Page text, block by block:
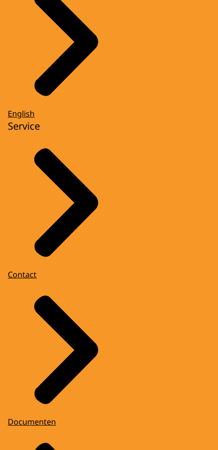
English
Service
Contact
Documenten